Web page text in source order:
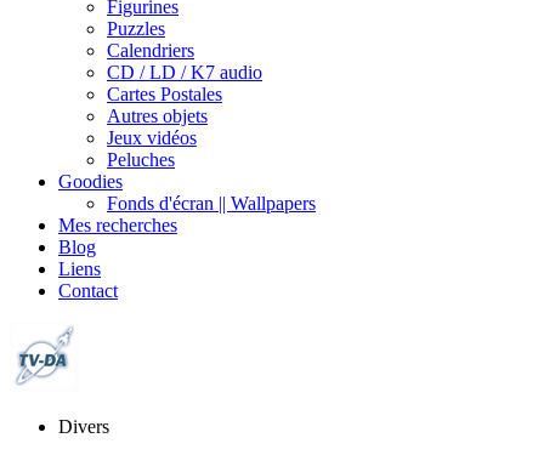
Figurines
Puzzles
Calendriers
CD / LD / K7 audio
Cartes Postales
Autres objets
Jeux vidéos
Peluches
Goodies
Fonds d'écran || Wallpapers
Mes recherches
Blog
Liens
Contact
Divers